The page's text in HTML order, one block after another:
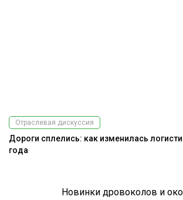
Новинки дровоколов и
Отраслевая дискуссия
Дороги сплелись: как изменилась
года